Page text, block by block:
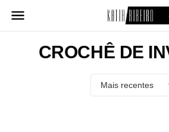
para
CROCHÊ DE